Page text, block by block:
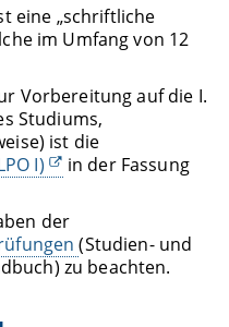
eine „schriftliche
im Umfang von 12
Vorbereitung auf die I.
Studiums,
ist die
I)
in der Fassung
der
(Studien- und
zu beachten.